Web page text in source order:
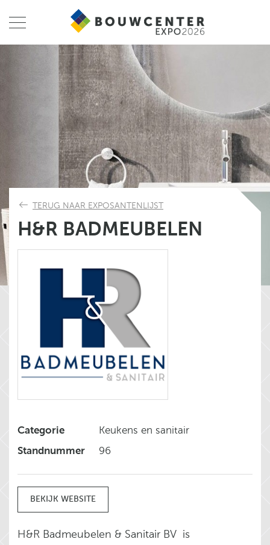
TERUG NAAR EXPOSANTENLIJST
H&R BADMEUBELEN
Categorie
Keukens en sanitair
Standnummer
96
BEKIJK WEBSITE
H&R Badmeubelen & Sanitair BV is